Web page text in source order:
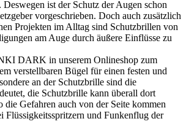
Deswegen ist der Schutz der Augen schon
vorgeschrieben. Doch auch zusätzlich
Projekten im Alltag sind Schutzbrillen von
am Auge durch äußere Einflüsse zu
DARK in unserem Onlineshop zum
verstellbaren Bügel für einen festen und
an der Schutzbrille sind die
die Schutzbrille kann überall dort
die Gefahren auch von der Seite kommen
Flüssigkeitsspritzern und Funkenflug der